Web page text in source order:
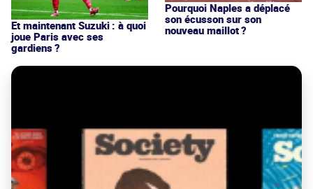
Et maintenant Suzuki : à quoi
joue Paris avec ses
gardiens ?
Pourquoi Naples a déplacé
son écusson sur son
nouveau maillot ?